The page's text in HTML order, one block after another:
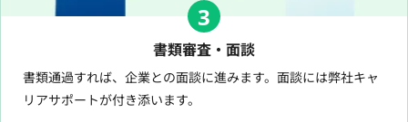
3
書類審査・面談
書類通過すれば、企業との面談に進みます。面談には弊社キャ
リアサポートが付き添います。